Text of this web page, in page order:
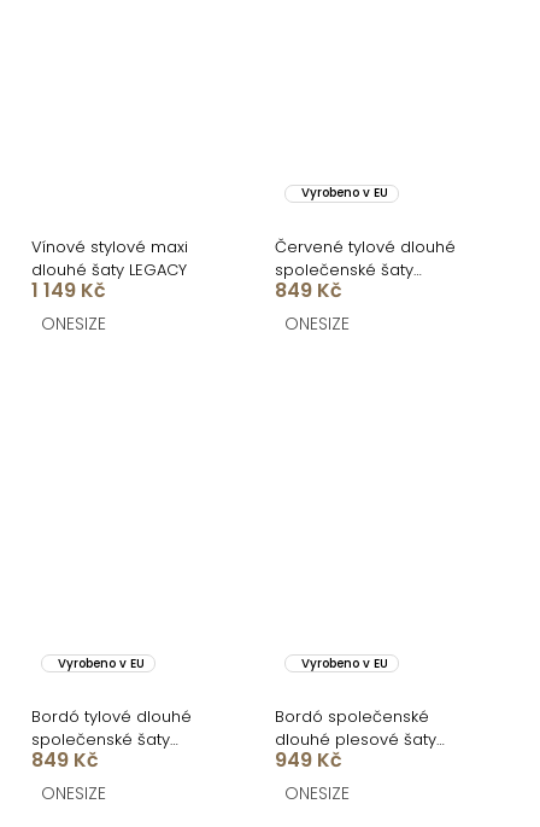
Vínové stylové maxi
dlouhé šaty LEGACY
1 149 Kč
ONESIZE
Vyrobeno v EU
Červené tylové dlouhé
společenské šaty
VOLYADA
849 Kč
ONESIZE
Vyrobeno v EU
Bordó tylové dlouhé
společenské šaty
VOLYADA
849 Kč
ONESIZE
Vyrobeno v EU
Bordó společenské
dlouhé plesové šaty
LUNZARO
949 Kč
ONESIZE